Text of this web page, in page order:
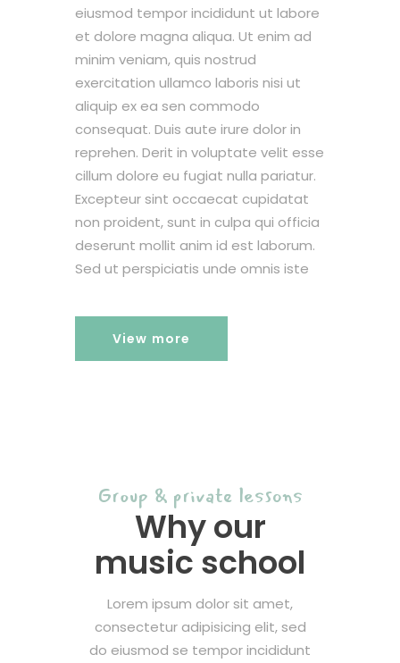
eiusmod tempor incididunt ut labore
et dolore magna aliqua. Ut enim ad
minim veniam, quis nostrud
exercitation ullamco laboris nisi ut
aliquip ex ea sen commodo
consequat. Duis aute irure dolor in
reprehen. Derit in voluptate velit esse
cillum dolore eu fugiat nulla pariatur.
Excepteur sint occaecat cupidatat
non proident, sunt in culpa qui officia
deserunt mollit anim id est laborum.
Sed ut perspiciatis unde omnis iste
View more
Group & private lessons
Why our
music school
Lorem ipsum dolor sit amet,
consectetur adipisicing elit, sed
do eiusmod se tempor incididunt